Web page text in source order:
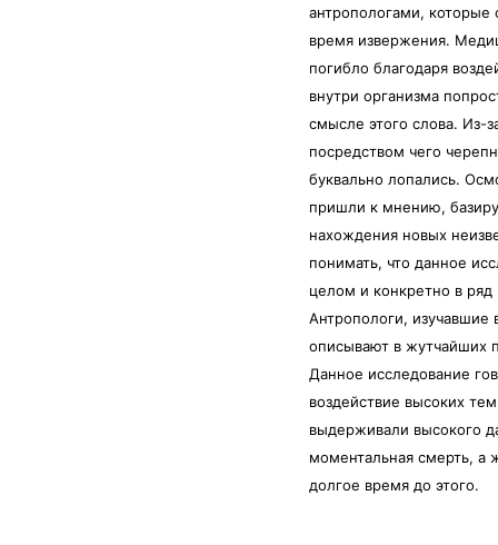
антропологами,
время извержения.
погибло благодаря
внутри организма
смысле этого слова. Из-
посредством чего
буквально лопались.
пришли к мнению,
нахождения новых
понимать, что данное
целом и конкретно в
Антропологи, изучавшие
описывают в жутчайших
Данное исследование
воздействие высоких
выдерживали высокого
моментальная смерть, а
долгое время до этого.